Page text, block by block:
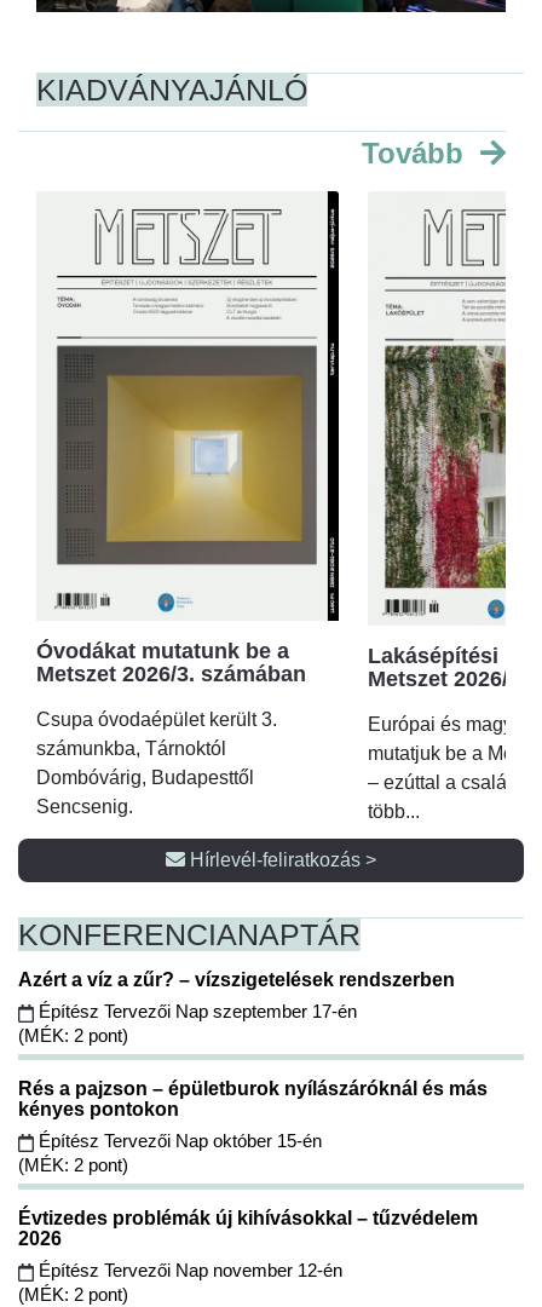
KIADVÁNYAJÁNLÓ
Tovább
Óvodákat mutatunk be a
Metszet 2026/3. számában
Csupa óvodaépület került 3.
számunkba, Tárnoktól
Dombóvárig, Budapesttől
Sencsenig.
Lakásépítési
Metszet 2026/2.
Európai és magyar
mutatjuk be a
– ezúttal a családi
több...
Hírlevél-feliratkozás >
KONFERENCIANAPTÁR
Azért a víz a zűr? – vízszigetelések rendszerben
Építész Tervezői Nap szeptember 17-én
(MÉK: 2 pont)
Rés a pajzson – épületburok nyílászáróknál és más
kényes pontokon
Építész Tervezői Nap október 15-én
(MÉK: 2 pont)
Évtizedes problémák új kihívásokkal – tűzvédelem
2026
Építész Tervezői Nap november 12-én
(MÉK: 2 pont)